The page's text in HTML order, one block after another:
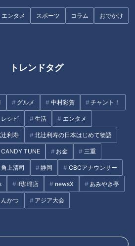
エンタメ スポーツ コラム おでかけ
トレンドタグ
グルメ 中村彩賀 チャント！
レシピ 生活 エンタメ
利寿 北辻利寿の日本はじめて物語
CANDY TUNE お金 三重
角上清司 静岡 CBCアナウンサー
if珈琲店 newsX あみやき亭
んかつ アジア大会
出会いがあった。１８８３年（明治
現・西尾市）で生まれた中島董一郎
）さん。缶詰会社で働いていた中島
の研究のために米国へ。そこで、ポ
「マヨネーズ」に出合った。アメリ
のように栄養価の高いものを食べて
た中島さんは、夢と共に帰国した。
（大正８年）創業のソース類や缶詰の